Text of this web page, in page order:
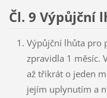
Čl. 9 Výpůjční
Výpůjční lhůta pro
zpravidla 1 měsíc.
až třikrát o jeden
jejím uplynutím a